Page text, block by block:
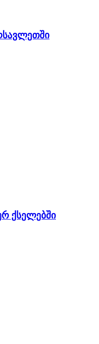
ქსელებში